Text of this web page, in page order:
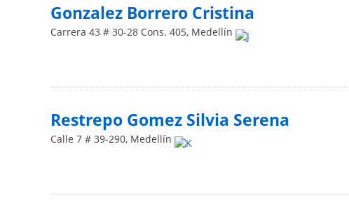
Gonzalez Borrero Cristina
Carrera 43 # 30-28 Cons. 405, Medellín
Restrepo Gomez Silvia Serena
Calle 7 # 39-290, Medellín